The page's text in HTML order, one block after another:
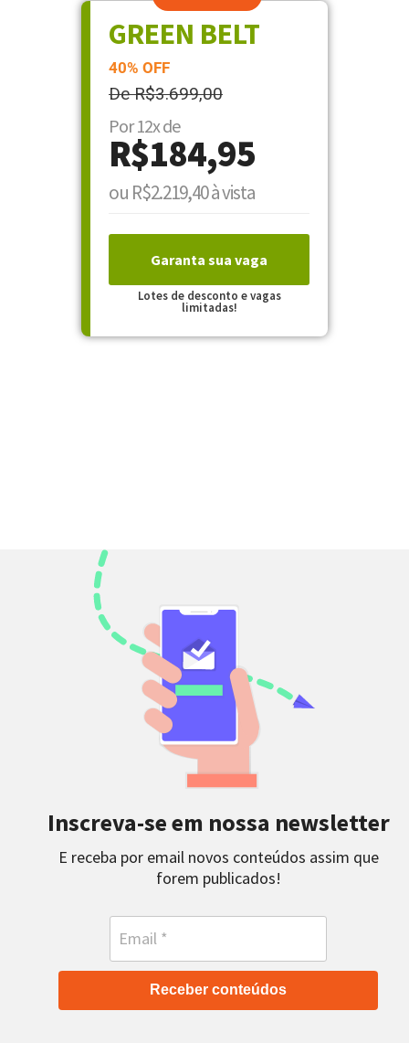
GREEN BELT
40% OFF
De R$3.699,00
Por 12x de
R$184,95
ou R$2.219,40 à vista
Garanta sua vaga
Lotes de desconto e vagas
limitadas!
Inscreva-se em nossa newsletter
E receba por email novos conteúdos assim que
forem publicados!
Receber conteúdos